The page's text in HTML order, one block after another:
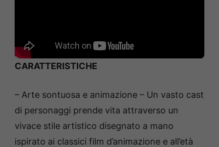
CARATTERISTICHE
– Arte sontuosa e animazione – Un vasto cast
di personaggi prende vita attraverso un
vivace stile artistico disegnato a mano
ispirato ai classici film d’animazione e all’età